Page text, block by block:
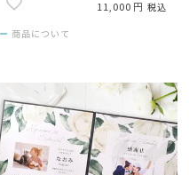
11,000 税込
商品について